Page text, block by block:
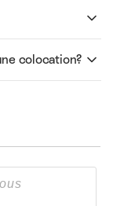
colocation?